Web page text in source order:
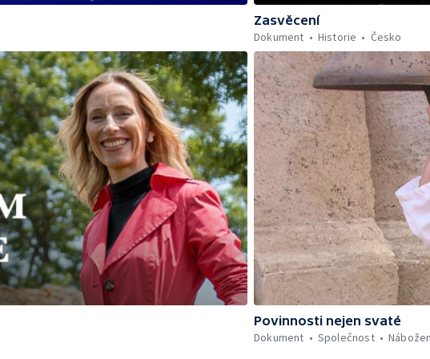
Zasvěcení
Dokument
Historie Česko
Povinnosti nejen svaté
Dokument
Společnost